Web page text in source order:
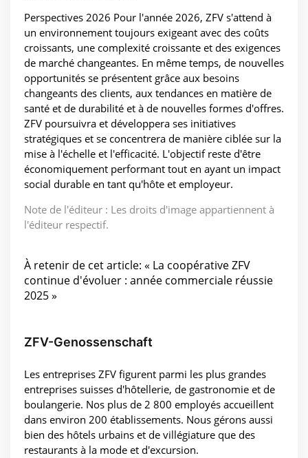
Perspectives 2026 Pour l'année 2026, ZFV s'attend à
un environnement toujours exigeant avec des coûts
croissants, une complexité croissante et des exigences
de marché changeantes. En même temps, de nouvelles
opportunités se présentent grâce aux besoins
changeants des clients, aux tendances en matière de
santé et de durabilité et à de nouvelles formes d'offres.
ZFV poursuivra et développera ses initiatives
stratégiques et se concentrera de manière ciblée sur la
mise à l'échelle et l'efficacité. L'objectif reste d'être
économiquement performant tout en ayant un impact
social durable en tant qu'hôte et employeur.
Note de l'éditeur : Les droits d'image appartiennent à
l'éditeur respectif.
À retenir de cet article: « La coopérative ZFV
continue d'évoluer : année commerciale réussie
2025 »
ZFV-Genossenschaft
Les entreprises ZFV figurent parmi les plus grandes
entreprises suisses d'hôtellerie, de gastronomie et de
boulangerie. Nos plus de 2 800 employés accueillent
dans environ 200 établissements. Nous gérons aussi
bien des hôtels urbains et de villégiature que des
restaurants à la mode et d'excursion.